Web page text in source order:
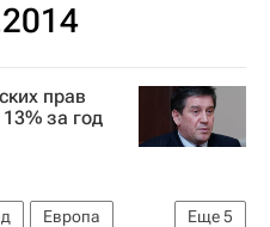
прав
за год
Еще5
Европа